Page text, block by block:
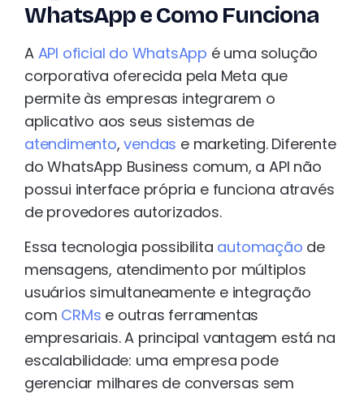
WhatsApp e Como Funciona
A API oficial do WhatsApp é uma solução
corporativa oferecida pela Meta que
permite às empresas integrarem o
aplicativo aos seus sistemas de
atendimento,vendas e marketing. Diferente
do WhatsApp Business comum, a API não
possui interface própria e funciona através
de provedores autorizados.
Essa tecnologia possibilita automação de
mensagens, atendimento por múltiplos
usuários simultaneamente e integração
com CRMs e outras ferramentas
empresariais. A principal vantagem está na
escalabilidade: uma empresa pode
gerenciar milhares de conversas sem